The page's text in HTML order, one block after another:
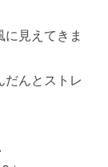
見えてきま
んとストレ